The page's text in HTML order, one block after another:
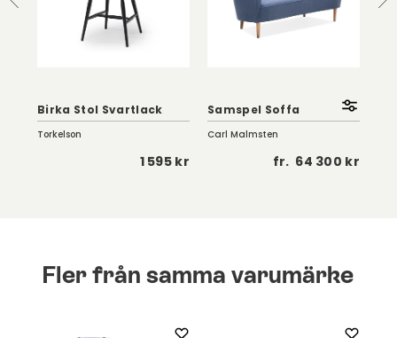
Birka Stol Svartlack
Torkelson
1 595 kr
Samspel Soffa
Carl Malmsten
fr. 64 300 kr
Fler från samma varumärke